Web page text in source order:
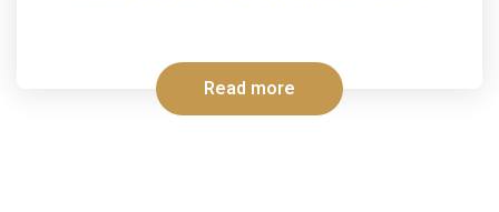
Read more